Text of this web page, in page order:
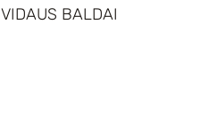
VIDAUS BALDAI